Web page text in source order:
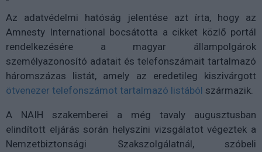
Az adatvédelmi hatóság jelentése azt írta, hogy az
Amnesty International bocsátotta a cikket közlő portál
rendelkezésére a magyar állampolgárok
személyazonosító adatait és telefonszámait tartalmazó
háromszázas listát, amely az eredetileg kiszivárgott
ötvenezer telefonszámot tartalmazó listából származik.
A NAIH szakemberei a még tavaly augusztusban
elindított eljárás során helyszíni vizsgálatot végeztek a
Nemzetbiztonsági Szakszolgálatnál, szóbeli